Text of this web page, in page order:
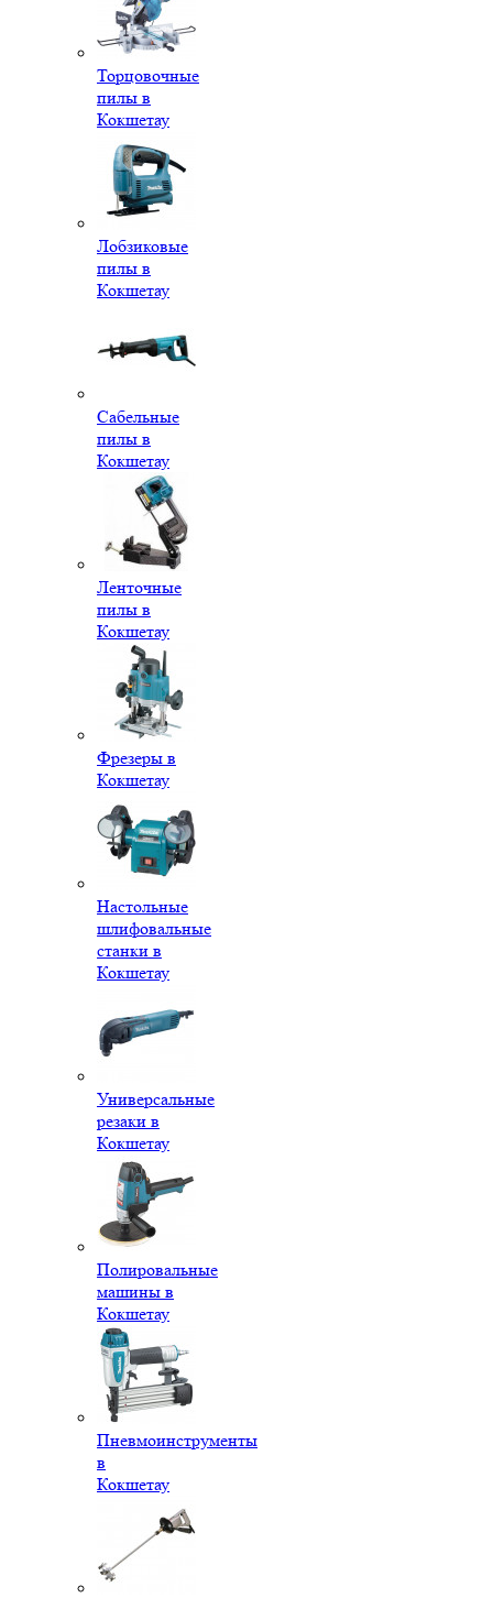
Торцовочные
пилы в
Кокшетау
Лобзиковые
пилы в
Кокшетау
Сабельные
пилы в
Кокшетау
Ленточные
пилы в
Кокшетау
Фрезеры в
Кокшетау
Настольные
шлифовальные
станки в
Кокшетау
Универсальные
резаки в
Кокшетау
Полировальные
машины в
Кокшетау
Пневмоинструменты
в
Кокшетау